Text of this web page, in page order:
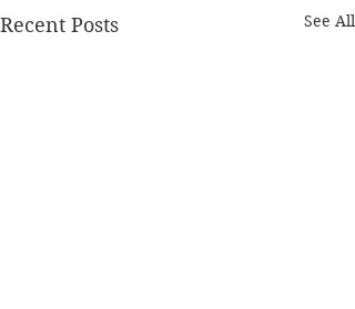
Recent Posts See All